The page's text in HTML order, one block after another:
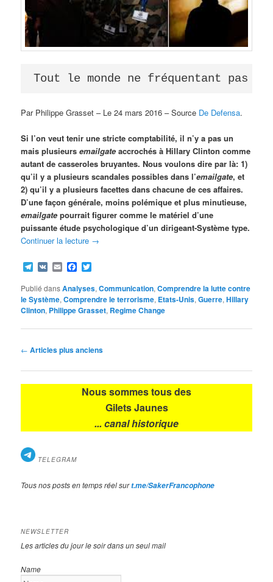
Tout le monde ne fréquentant pas
Par Philippe Grasset – Le 24 mars 2016 – Source De Defensa.
Si l’on veut tenir une stricte comptabilité, il n’y a pas un
mais plusieursemailgate accrochés à Hillary Clinton comme
autant de casseroles bruyantes. Nous voulons dire par là: 1)
qu’il y a plusieurs scandales possibles dans l’emailgate, et
2) qu’il y a plusieurs facettes dans chacune de ces affaires.
D’une façon générale, moins polémique et plus minutieuse,
emailgate pourrait figurer comme le matériel d’une
puissante étude psychologique d’un dirigeant-Système type.
Continuer la lecture →
Telegram
VK EmailFacebook
Publié dansAnalyses,Communication,Comprendre la lutte contre
le Système,Comprendre le terrorisme, Etats-Unis,Guerre,Hillary
Clinton, Philippe Grasset, Regime Change
Navigation
articles
← Articles plus anciens
Nous sommes tous des
Gilets Jaunes
... canal historique
TELEGRAM
Tous nos posts en temps réel surt.me/SakerFrancophone
NEWSLETTER
Les articles du jour le soir dans un seul mail
Name